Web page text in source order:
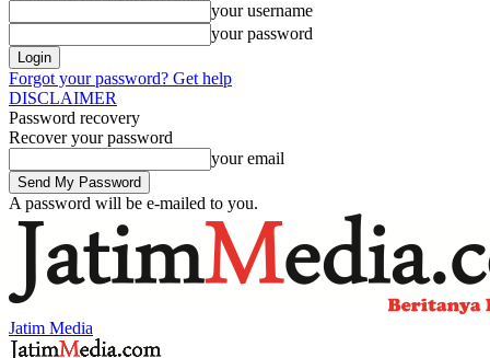
your username
your password
Forgot your password? Get help
DISCLAIMER
Password recovery
Recover your password
your email
A password will be e-mailed to you.
Jatim Media